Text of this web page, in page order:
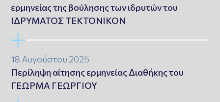
ερμηνείας της βούλησης των ιδρυτών του
ΙΔΡΥΜΑΤΟΣ ΤΕΚΤΟΝΙΚΟΝ
18 Αυγούστου 2025
Περίληψη αίτησης ερμηνείας Διαθήκης του
ΓΕΩΡΜΑ ΓΕΩΡΓΙΟΥ